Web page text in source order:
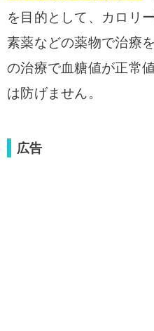
を目的として、カロリ
素薬などの薬物で治療
の治療で血糖値が正常
は防げません。
広告